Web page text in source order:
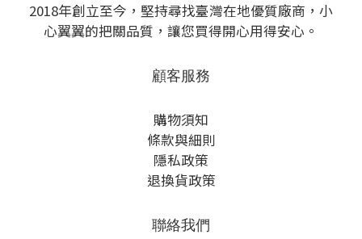
2018年創立至今，堅持尋找臺灣在地優質廠商，小
心翼翼的把關品質，讓您買得開心用得安心。
顧客服務
購物須知
條款與細則
隱私政策
退換貨政策
聯絡我們